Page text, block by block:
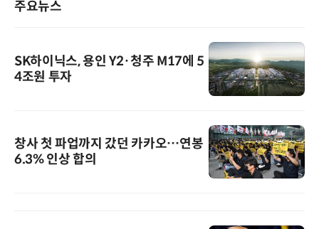
주요뉴스
SK하이닉스, 용인 Y2·청주 M17에 5
4조원 투자
창사 첫 파업까지 갔던 카카오…연봉
6.3% 인상 합의